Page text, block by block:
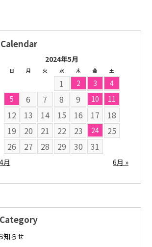
Calendar
2024年5月
日 月 火 水 木 金 土
1 2 3
4
5
6 7 8 9 10 11
12 13 14 15 16 17
18
19
20 21 22 23 24
25
26
27 28 29 30 31
月 6月 »
Category
知らせ